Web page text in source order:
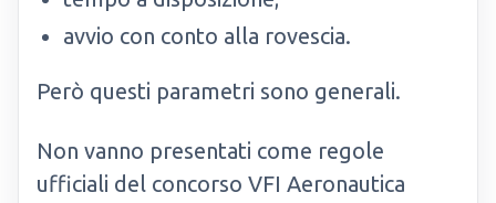
avvio con conto alla rovescia.
Però questi parametri sono generali.
Non vanno presentati come regole
ufficiali del concorso VFI Aeronautica